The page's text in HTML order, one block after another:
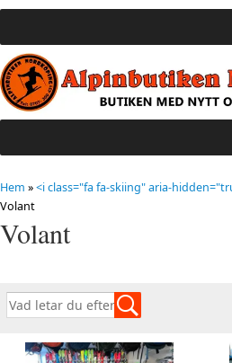
Hem »<i class="fa fa-skiing" aria-
Volant
Volant